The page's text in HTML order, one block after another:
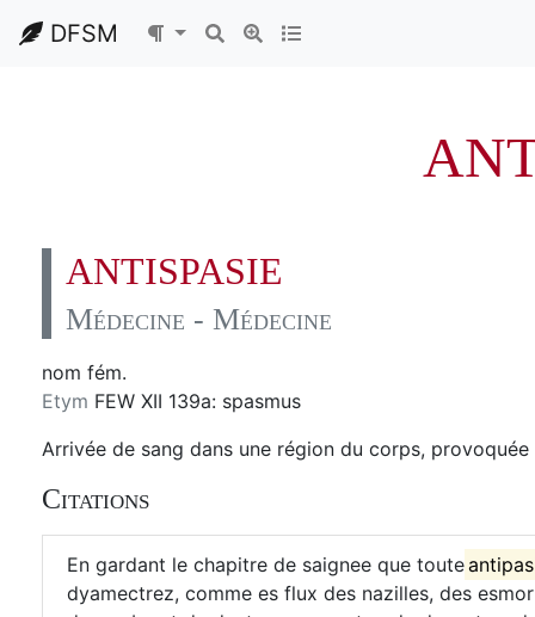
DFSM
ANTISPASIE
Médecine - Médecine
nom fém.
Etym FEW XII 139a: spasmus
Arrivée de sang dans une région du corps,
Citations
En gardant le chapitre de saignee que toute
dyamectrez, comme es flux des nazilles, des